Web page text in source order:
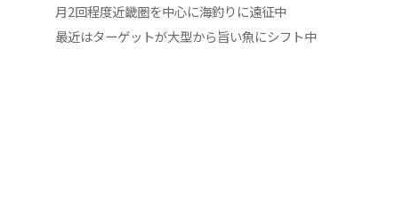
月2回程度近畿圏を中心に海釣りに遠征中
最近はターゲットが大型から旨い魚にシフト中